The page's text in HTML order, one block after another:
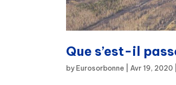
Que s’est-il
by Eurosorbonne |Avr 19, 2020